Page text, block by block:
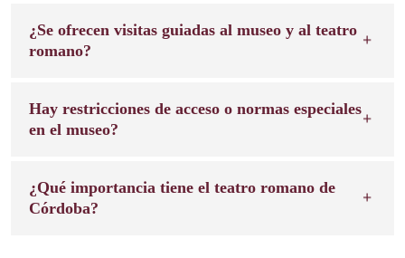
¿Se ofrecen visitas guiadas al museo y al teatro
romano?
Hay restricciones de acceso o normas especiales
en el museo?
¿Qué importancia tiene el teatro romano de
Córdoba?